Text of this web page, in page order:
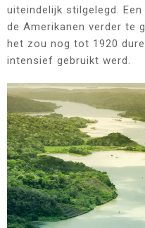
uiteindelijk stilgelegd.
de Amerikanen verder te
het zou nog tot 1920
intensief gebruikt werd.